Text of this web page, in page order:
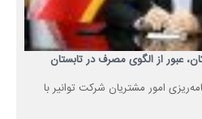
عبور از الگوی مصرف در تابستان
امور مشتریان شرکت توانیر با